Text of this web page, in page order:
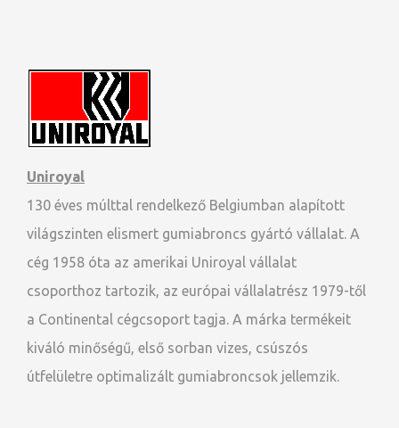
Uniroyal
130 éves múlttal rendelkező Belgiumban alapított
világszinten elismert gumiabroncs gyártó vállalat. A
cég 1958 óta az amerikai Uniroyal vállalat
csoporthoz tartozik, az európai vállalatrész 1979-től
a Continental cégcsoport tagja. A márka termékeit
kiváló minőségű, első sorban vizes, csúszós
útfelületre optimalizált gumiabroncsok jellemzik.